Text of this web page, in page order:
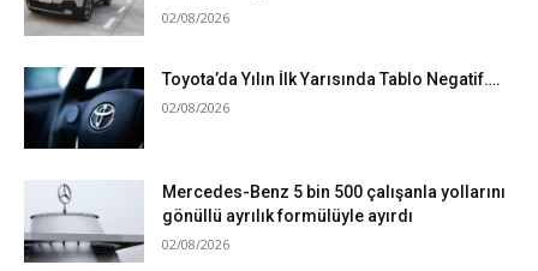
02/08/2026
Toyota’da Yılın İlk Yarısında Tablo Negatif….
02/08/2026
Mercedes-Benz 5 bin 500 çalışanla yollarını
gönüllü ayrılık formülüyle ayırdı
02/08/2026